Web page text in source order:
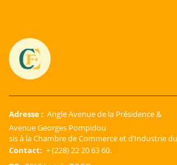
Adresse : Angle Avenue de la Présidence &
Avenue Georges Pompidou
sis à la Chambre de Commerce et d’Industrie
Contact: + (228) 22 20 63 60.